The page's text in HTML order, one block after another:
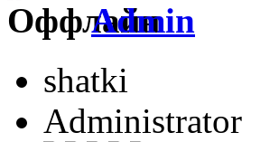
Admin
shatki
Administrator